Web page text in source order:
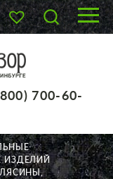
700-60-
ИЗДЕЛИЙ